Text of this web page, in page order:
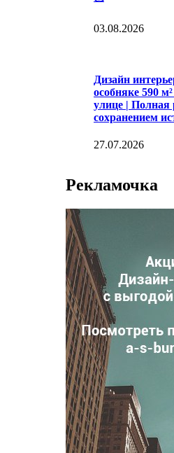
03.08.2026
Дизайн
особняке 590
улице | Полная
сохранением
27.07.2026
Рекламочка